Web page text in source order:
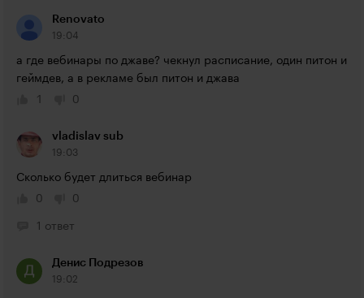
Renovato
19:04
а где вебинары по джаве? чекнул расписание, один питон и
геймдев, а в рекламе был питон и джава
1
0
vladislav sub
19:03
Сколько будет длиться вебинар
0
0
1 ответ
Денис Подрезов
19:02